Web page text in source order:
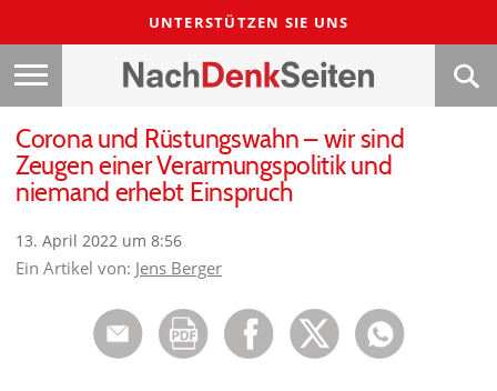
UNTERSTÜTZEN SIE UNS
Corona und Rüstungswahn – wir sind
Zeugen einer Verarmungspolitik und
niemand erhebt Einspruch
13. April 2022 um 8:56
Ein Artikel von: Jens Berger